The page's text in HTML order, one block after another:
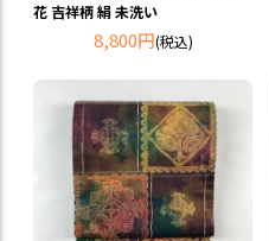
花 吉祥柄 絹 未洗い
8,800円(税込)